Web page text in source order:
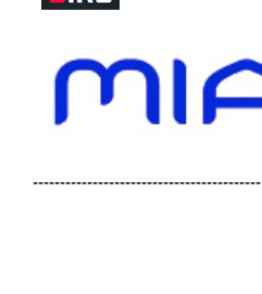
------------------------------------------